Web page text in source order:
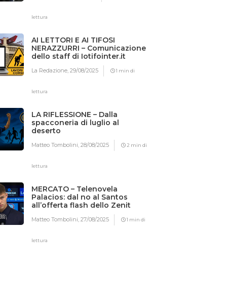
lettura
AI LETTORI E AI TIFOSI
NERAZZURRI – Comunicazione
dello staff di Iotifointer.it
La Redazione,29/08/2025 1 min di
lettura
LA RIFLESSIONE – Dalla
spacconeria di luglio al
deserto
Matteo Tombolini,28/08/2025 2 min di
lettura
MERCATO – Telenovela
Palacios: dal no al Santos
all’offerta flash dello Zenit
Matteo Tombolini,27/08/2025 1 min di
lettura